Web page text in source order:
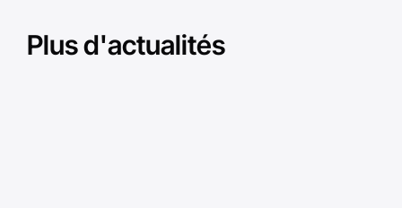
Plus d'actualités